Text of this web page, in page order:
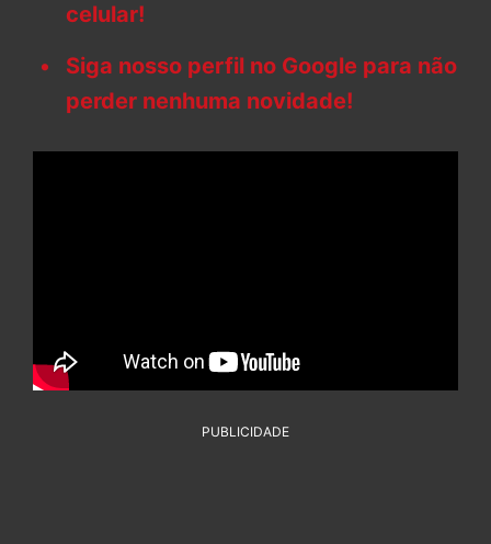
celular!
Siga nosso perfil no Google para não
perder nenhuma novidade!
PUBLICIDADE